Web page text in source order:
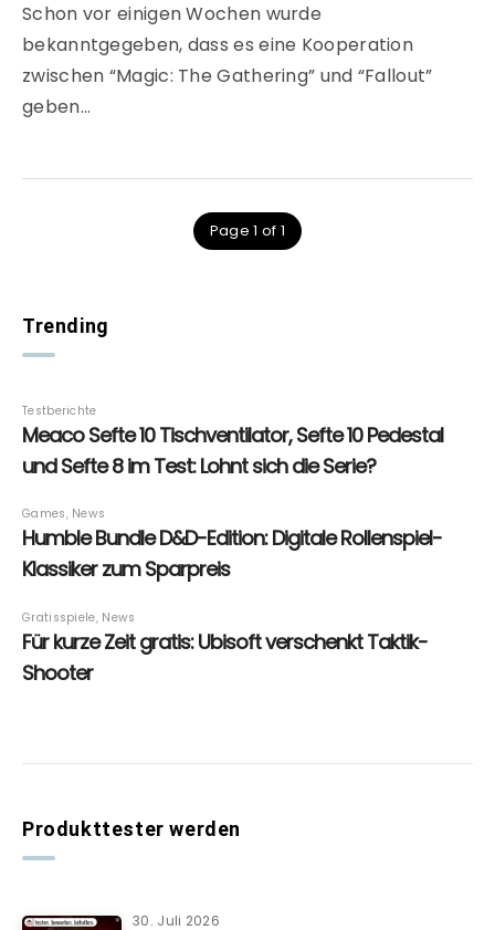
Schon vor einigen Wochen wurde
bekanntgegeben, dass es eine Kooperation
zwischen “Magic: The Gathering” und “Fallout”
geben…
Page 1 of 1
Trending
Produkttester werden
30. Juli 2026